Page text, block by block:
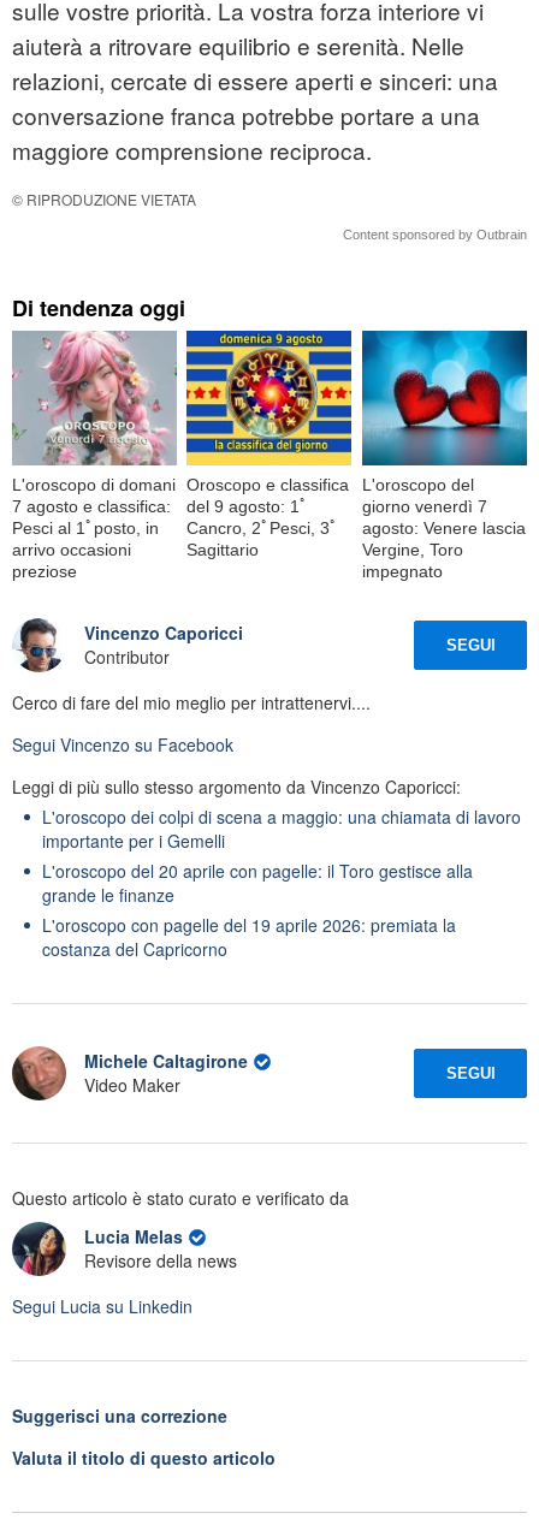
sulle vostre priorità. La vostra forza interiore vi
aiuterà a ritrovare equilibrio e serenità. Nelle
relazioni, cercate di essere aperti e sinceri: una
conversazione franca potrebbe portare a una
maggiore comprensione reciproca.
© RIPRODUZIONE VIETATA
Content sponsored by Outbrain
Di tendenza oggi
L'oroscopo di domani
7 agosto e classifica:
Pesci al 1ﾟposto, in
arrivo occasioni
preziose
Oroscopo e classifica
del 9 agosto: 1ﾟ
Cancro, 2ﾟPesci, 3ﾟ
Sagittario
L'oroscopo del
giorno venerdì 7
agosto: Venere lascia
Vergine, Toro
impegnato
Vincenzo Caporicci
Contributor
SEGUI
Cerco di fare del mio meglio per intrattenervi....
Segui Vincenzo su Facebook
Leggi di più sullo stesso argomento da Vincenzo Caporicci:
L'oroscopo dei colpi di scena a maggio: una chiamata di lavoro
importante per i Gemelli
L'oroscopo del 20 aprile con pagelle: il Toro gestisce alla
grande le finanze
L'oroscopo con pagelle del 19 aprile 2026: premiata la
costanza del Capricorno
Michele Caltagirone
Video Maker
SEGUI
Questo articolo è stato curato e verificato da
Lucia Melas
Revisore della news
Segui Lucia su Linkedin
Suggerisci una correzione
Valuta il titolo di questo articolo